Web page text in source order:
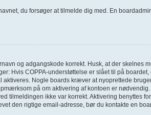
du forsøger at tilmelde dig med. En
og adgangskode korrekt. Husk, at der skelnes
Hvis COPPA-understøttelse er slået til på boardet,
Nogle boards kræver at nyoprettede
på om aktivering af kontoen er
tilmeldingen ikke var korrekt. Aktivering benyttes
den rigtige email-adresse, bør du kontakte en